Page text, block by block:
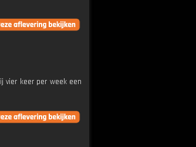
vier keer per week een